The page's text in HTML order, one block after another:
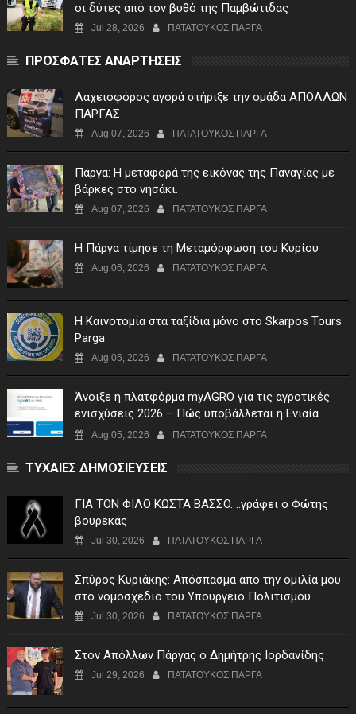
οι δύτες από τον βυθό της Παμβώτιδας
Jul 28, 2026 ΠΑΤΑΤΟΥΚΟΣ ΠΑΡΓΑ
ΠΡΟΣΦΑΤΕΣ ΑΝΑΡΤΗΣΕΙΣ
Λαχειοφόρος αγορά στήριξε την ομάδα ΑΠΟΛΛΩΝ
ΠΑΡΓΑΣ
Aug 07, 2026 ΠΑΤΑΤΟΥΚΟΣ ΠΑΡΓΑ
Πάργα: Η μεταφορά της εικόνας της Παναγίας με
βάρκες στο νησάκι.
Aug 07, 2026 ΠΑΤΑΤΟΥΚΟΣ ΠΑΡΓΑ
Η Πάργα τίμησε τη Μεταμόρφωση του Κυρίου
Aug 06, 2026 ΠΑΤΑΤΟΥΚΟΣ ΠΑΡΓΑ
Η Καινοτομία στα ταξίδια μόνο στο Skarpos Tours
Parga
Aug 05, 2026 ΠΑΤΑΤΟΥΚΟΣ ΠΑΡΓΑ
Άνοιξε η πλατφόρμα myAGRO για τις αγροτικές
ενισχύσεις 2026 – Πώς υποβάλλεται η Ενιαία
Αίτηση Ενίσχυσης
Aug 05, 2026 ΠΑΤΑΤΟΥΚΟΣ ΠΑΡΓΑ
ΤΥΧΑΙΕΣ ΔΗΜΟΣΙΕΥΣΕΙΣ
ΓIA TON ΦIΛO KΩΣTA BAΣΣO. ..γράφει ο Φώτης
βουρεκάς
Jul 30, 2026 ΠΑΤΑΤΟΥΚΟΣ ΠΑΡΓΑ
Σπύρος Κυριάκης: Απόσπασμα απο την ομιλία μου
στο νομοσχεδιο του Υπουργειο Πολιτισμου
Jul 30, 2026 ΠΑΤΑΤΟΥΚΟΣ ΠΑΡΓΑ
Στον Απόλλων Πάργας ο Δημήτρης Ιορδανίδης
Jul 29, 2026 ΠΑΤΑΤΟΥΚΟΣ ΠΑΡΓΑ